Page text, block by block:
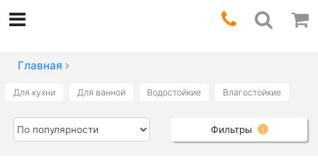
Главная
Для кухни Для ванной Водостойкие Влагостойкие
Фильтры 1